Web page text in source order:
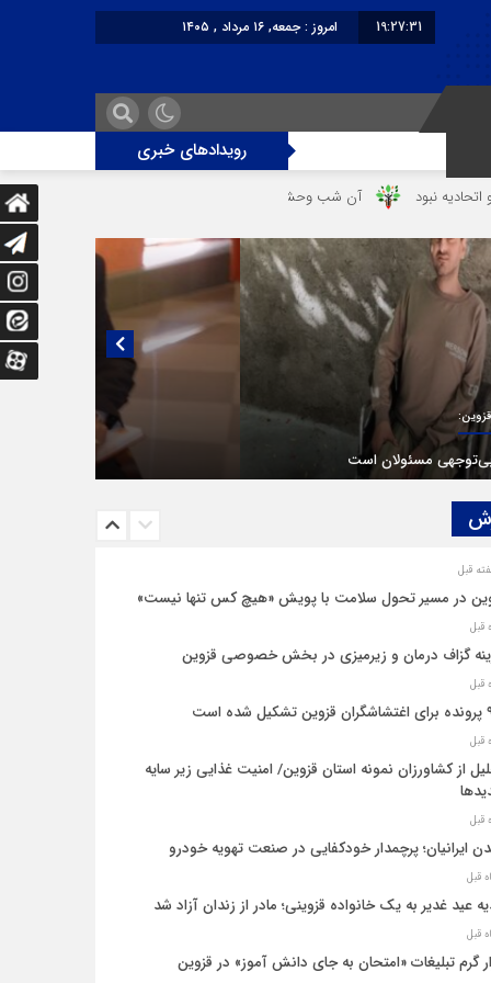
19:27:31
امروز : جمعه, ۱۶ مرداد , ۱۴۰۵
رویدادهای خبری
آن شب وحشتناک در خانه «عصمت» از دندانپزشک قاتل تا قاتل‌ شدن
منتشر نشده با پروفسور اهرنجانی، صاحب نظریه سه‌ شاخگی
در مسیر تحول سلامت با پویش «هیچ‌ کس تنها نیست»
گزاف درمان و زیرمیزی در بخش خصوصی قزوین
است
از کشاورزان نمونه استان قزوین/ امنیت غذایی زیر سایه
ایرانیان؛ پرچمدار خودکفایی در صنعت تهویه خودرو
عید غدیر به یک خانواده قزوینی؛ مادر از زندان آزاد شد
گرم تبلیغات «امتحان به جای دانش‌ آموز» در قزوین